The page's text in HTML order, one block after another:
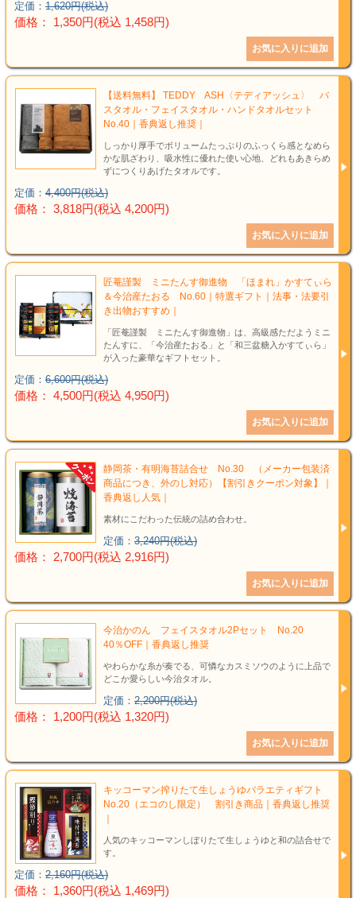
定価： 1,620円(税込)
価格： 1,350円(税込 1,458円)
【送料無料】 TEDDY ASH〈テディアッシュ〉 バ
スタオル・フェイスタオル・ハンドタオルセット
No.40｜香典返し推奨｜
しっかり厚手でボリュームたっぷりのふっくら感となめら
かな肌ざわり、吸水性に優れた使い心地、どれもあきらめ
ずにつくりあげたタオルです。
定価： 4,400円(税込)
価格： 3,818円(税込 4,200円)
匠菴謹製 ミニたんす御進物 「ほまれ」かすてぃら
＆今治産たおる No.60｜特選ギフト｜法事・法要引
き出物おすすめ｜
「匠菴謹製 ミニたんす御進物」は、高級感ただようミニ
たんすに、「今治産たおる」と「和三盆糖入かすてぃら」
が入った豪華なギフトセット。
定価： 6,600円(税込)
価格： 4,500円(税込 4,950円)
静岡茶・有明海苔詰合せ No.30 （メーカー包装済
商品につき、外のし対応）【割引きクーポン対象】｜
香典返し人気｜
素材にこだわった伝統の詰め合わせ。
定価： 3,240円(税込)
価格： 2,700円(税込 2,916円)
今治かのん フェイスタオル2Pセット No.20
40％OFF｜香典返し推奨
やわらかな糸が奏でる、可憐なカスミソウのように上品で
どこか愛らしい今治タオル。
定価： 2,200円(税込)
価格： 1,200円(税込 1,320円)
キッコーマン搾りたて生しょうゆバラエティギフト
No.20（エコのし限定） 割引き商品｜香典返し推奨
人気のキッコーマンしぼりたて生しょうゆと和の詰合せで
す。
定価： 2,160円(税込)
価格： 1,360円(税込 1,469円)